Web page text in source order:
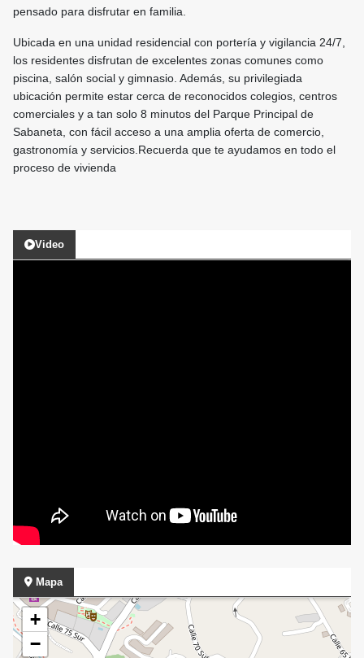
pensado para disfrutar en familia.
Ubicada en una unidad residencial con portería y vigilancia 24/7,
los residentes disfrutan de excelentes zonas comunes como
piscina, salón social y gimnasio. Además, su privilegiada
ubicación permite estar cerca de reconocidos colegios, centros
comerciales y a tan solo 8 minutos del Parque Principal de
Sabaneta, con fácil acceso a una amplia oferta de comercio,
gastronomía y servicios.Recuerda que te ayudamos en todo el
proceso de vivienda
Video
Mapa
+
−